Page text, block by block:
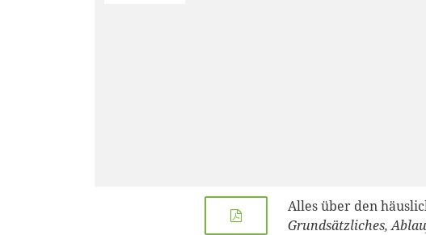
Alles über den
Grundsätzliches,